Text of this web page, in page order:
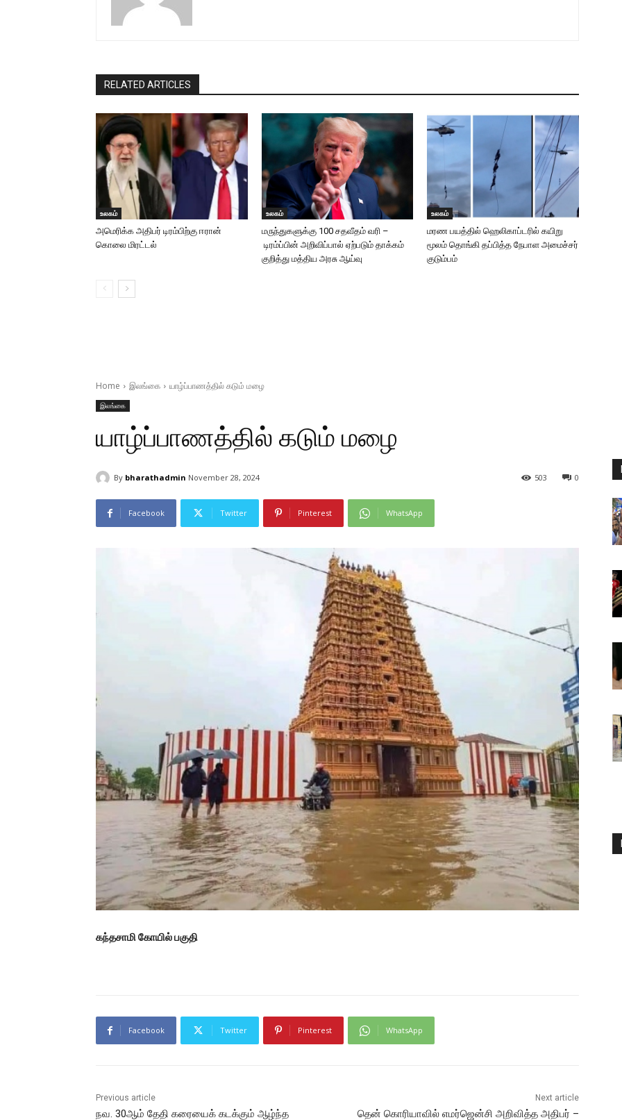
RELATED ARTICLES
உலகம்
அமெரிக்க அதிபர் டிரம்பிற்கு ஈரான்
கொலை மிரட்டல்
உலகம்
மருந்துகளுக்கு 100 சதவீதம் வரி –
டிரம்ப்பின் அறிவிப்பால் ஏற்படும் தாக்கம்
குறித்து மத்திய அரசு ஆய்வு
உலகம்
மரண பயத்தில் ஹெலிகாப்டரில் கயிறு
மூலம் தொங்கி தப்பித்த நேபாள அமைச்சர்
குடும்பம்